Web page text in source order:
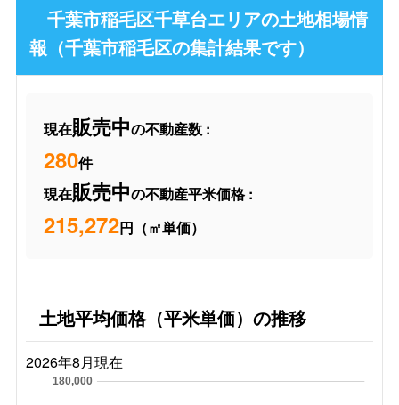
千葉市稲毛区千草台エリアの土地相場情
報（千葉市稲毛区の集計結果です）
現在販売中の不動産数 :
280件
現在販売中の不動産平米価格 :
215,272円（㎡単価）
土地平均価格（平米単価）の推移
2026年8月現在
180,000